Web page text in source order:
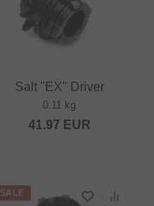
Salt "EX" Driver
0.11 kg
41.97 EUR
SALE